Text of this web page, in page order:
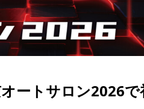
ートサロン2026で